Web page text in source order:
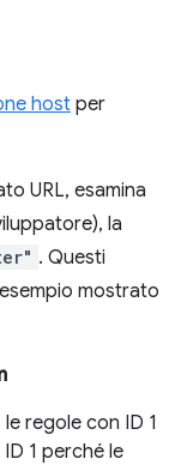
host per
URL, esamina
la
. Questi
mostrato
regole con ID 1
1 perché le